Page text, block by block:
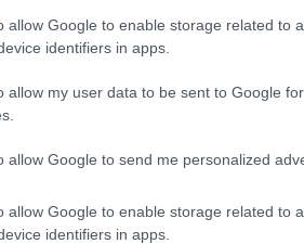
allow Google to enable storage related to
identifiers in apps.
allow my user data to be sent to Google
allow Google to send me personalized
allow Google to enable storage related to
identifiers in apps.
in EU je lani presegel znesek
je treba Finančni upravi RS
od dobička od odsvojitve izvedenih
znižuje. Izjema je prodaja
primeru se od ustvarjenega